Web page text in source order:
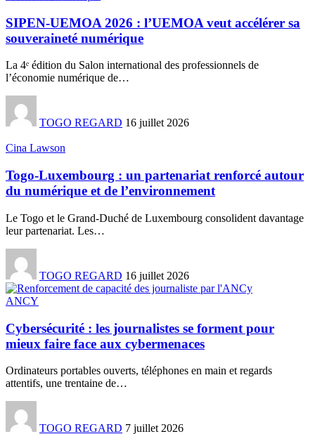
SIPEN-UEMOA 2026 : l’UEMOA veut accélérer sa
souveraineté numérique
La 4ᵉ édition du Salon international des professionnels de
l’économie numérique de…
TOGO REGARD 16 juillet 2026
Cina Lawson
Togo-Luxembourg : un partenariat renforcé autour
du numérique et de l’environnement
Le Togo et le Grand-Duché de Luxembourg consolident davantage
leur partenariat. Les…
TOGO REGARD 16 juillet 2026
ANCY
Cybersécurité : les journalistes se forment pour
mieux faire face aux cybermenaces
Ordinateurs portables ouverts, téléphones en main et regards
attentifs, une trentaine de…
TOGO REGARD 7 juillet 2026